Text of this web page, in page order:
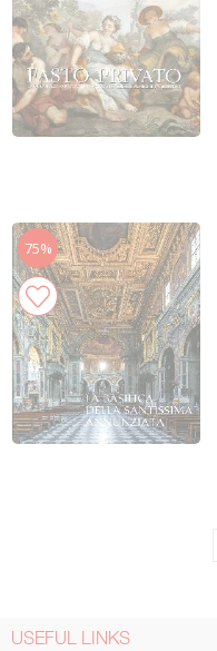
75%
USEFUL LINKS